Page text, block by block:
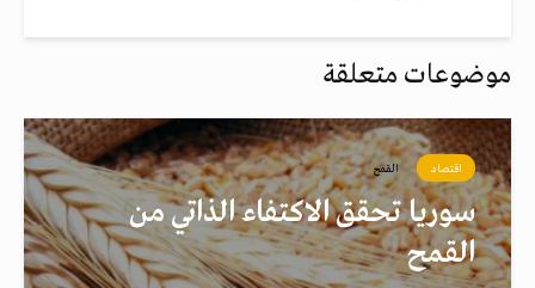
موضوعات متعلقة
اقتصاد القمح
سوريا تحقق الاكتفاء الذاتي من
القمح